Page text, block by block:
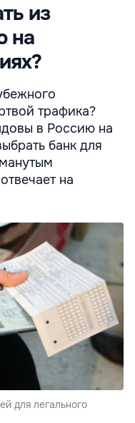
из
на
трафика?
в Россию на
банк для
на
для легального